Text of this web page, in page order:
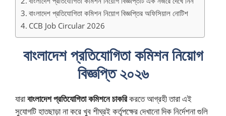
বাংলাদেশ প্রতিযোগিতা কমিশন নিয়োগ বিজ্ঞপ্তির অফিসিয়াল নোটিশ
CCB Job Circular 2026
বাংলাদেশ প্রতিযোগিতা কমিশন নিয়োগ
বিজ্ঞপ্তি ২০২৬
যারাবাংলাদেশ প্রতিযোগিতা কমিশনে চাকরিকরতে আগ্রহী তারা এই
সুযোগটি হাতছাড়া না করে খুব শীঘ্রই কর্তৃপক্ষের দেখানো দিক নির্দেশনা গুলি